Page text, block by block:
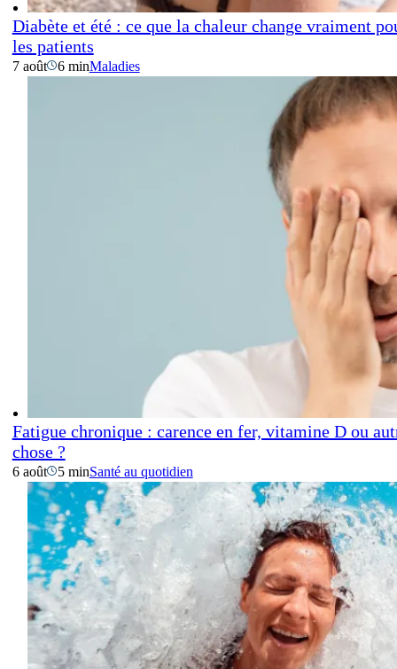
Diabète et été : ce que la chaleur change vraiment
les patients
7 août 6 minMaladies
Fatigue chronique : carence en fer, vitamine D ou
chose ?
6 août 5 minSanté au quotidien